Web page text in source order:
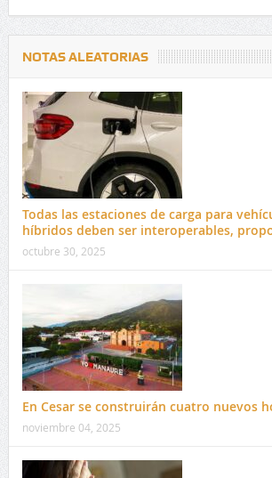
NOTAS ALEATORIAS
Todas las estaciones de carga para
híbridos deben ser interoperables,
octubre 30, 2025
En Cesar se construirán cuatro nuevos
noviembre 04, 2025